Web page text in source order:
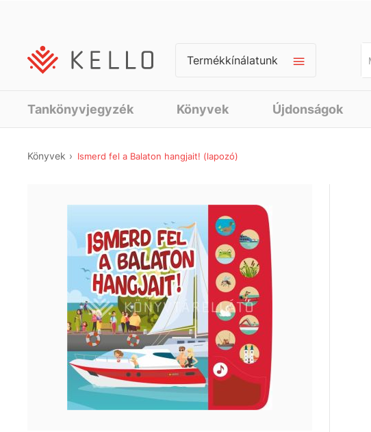
Termékkínálatunk
Tankönyvjegyzék Könyvek Újdonságok
Könyvek Ismerd fel a Balaton hangjait! (lapozó)